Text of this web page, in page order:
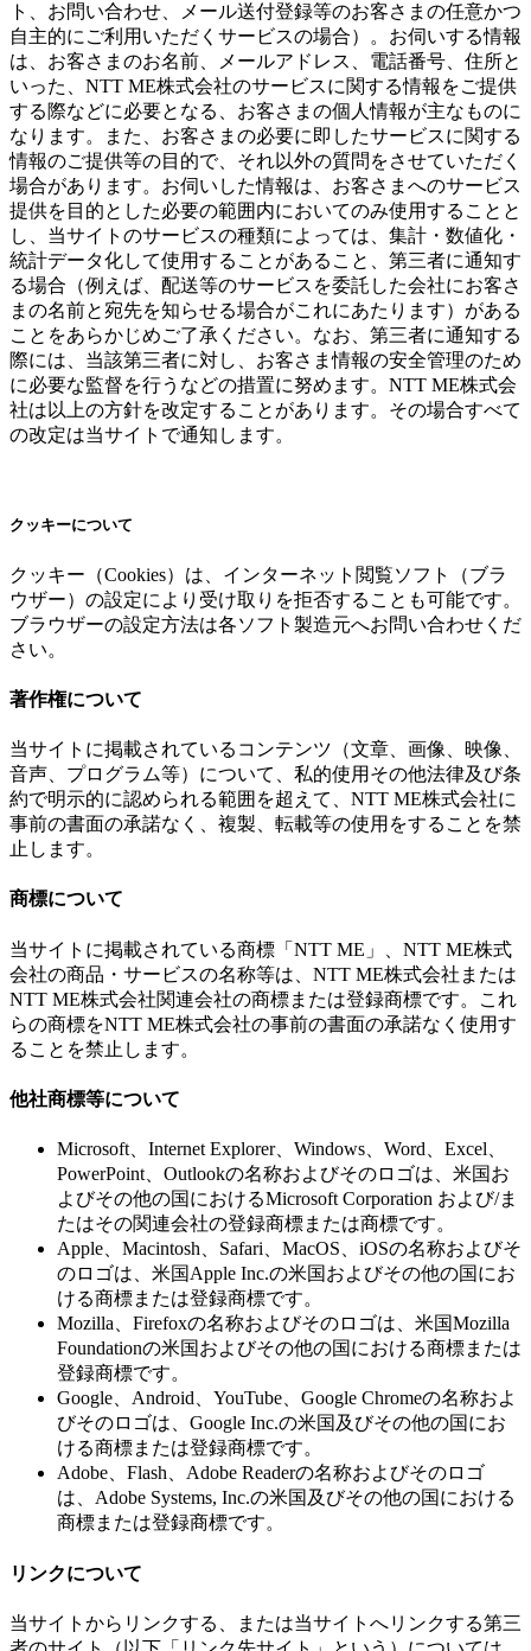
ト、お問い合わせ、メール送付登録等のお客さまの任意かつ
自主的にご利用いただくサービスの場合）。お伺いする情報
は、お客さまのお名前、メールアドレス、電話番号、住所と
いった、NTT ME株式会社のサービスに関する情報をご提供
する際などに必要となる、お客さまの個人情報が主なものに
なります。また、お客さまの必要に即したサービスに関する
情報のご提供等の目的で、それ以外の質問をさせていただく
場合があります。お伺いした情報は、お客さまへのサービス
提供を目的とした必要の範囲内においてのみ使用することと
し、当サイトのサービスの種類によっては、集計・数値化・
統計データ化して使用することがあること、第三者に通知す
る場合（例えば、配送等のサービスを委託した会社にお客さ
まの名前と宛先を知らせる場合がこれにあたります）がある
ことをあらかじめご了承ください。なお、第三者に通知する
際には、当該第三者に対し、お客さま情報の安全管理のため
に必要な監督を行うなどの措置に努めます。NTT ME株式会
社は以上の方針を改定することがあります。その場合すべて
の改定は当サイトで通知します。
クッキーについて
クッキー（Cookies）は、インターネット閲覧ソフト（ブラ
ウザー）の設定により受け取りを拒否することも可能です。
ブラウザーの設定方法は各ソフト製造元へお問い合わせくだ
さい。
著作権について
当サイトに掲載されているコンテンツ（文章、画像、映像、
音声、プログラム等）について、私的使用その他法律及び条
約で明示的に認められる範囲を超えて、NTT ME株式会社に
事前の書面の承諾なく、複製、転載等の使用をすることを禁
止します。
商標について
当サイトに掲載されている商標「NTT ME」、NTT ME株式
会社の商品・サービスの名称等は、NTT ME株式会社または
NTT ME株式会社関連会社の商標または登録商標です。これ
らの商標をNTT ME株式会社の事前の書面の承諾なく使用す
ることを禁止します。
他社商標等について
Microsoft、Internet Explorer、Windows、Word、Excel、
PowerPoint、Outlookの名称およびそのロゴは、米国お
よびその他の国におけるMicrosoft Corporation および/ま
たはその関連会社の登録商標または商標です。
Apple、Macintosh、Safari、MacOS、iOSの名称およびそ
のロゴは、米国Apple Inc.の米国およびその他の国にお
ける商標または登録商標です。
Mozilla、Firefoxの名称およびそのロゴは、米国Mozilla
Foundationの米国およびその他の国における商標または
登録商標です。
Google、Android、YouTube、Google Chromeの名称およ
びそのロゴは、Google Inc.の米国及びその他の国にお
ける商標または登録商標です。
Adobe、Flash、Adobe Readerの名称およびそのロゴ
は、Adobe Systems, Inc.の米国及びその他の国における
商標または登録商標です。
リンクについて
当サイトからリンクする、または当サイトへリンクする第三